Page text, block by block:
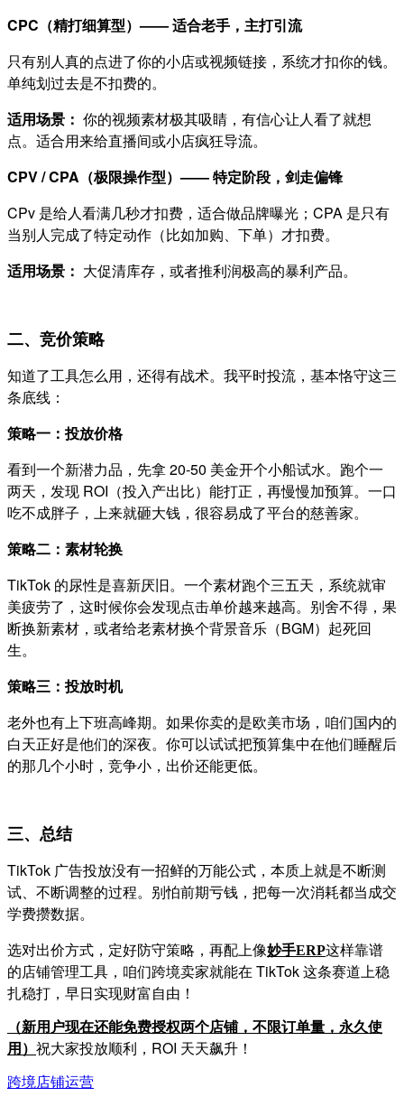
CPC（精打细算型）—— 适合老手，主打引流
只有别人真的点进了你的小店或视频链接，系统才扣你的钱。
单纯划过去是不扣费的。
适用场景： ​ 你的视频素材极其吸睛，有信心让人看了就想
点。适合用来给直播间或小店疯狂导流。
CPV / CPA（极限操作型）—— 特定阶段，剑走偏锋
CPv 是给人看满几秒才扣费，适合做品牌曝光；CPA 是只有
当别人完成了特定动作（比如加购、下单）才扣费。
适用场景： ​ 大促清库存，或者推利润极高的暴利产品。
二、竞价策略
知道了工具怎么用，还得有战术。我平时投流，基本恪守这三
条底线：
策略一：投放价格
看到一个新潜力品，先拿 20-50 美金开个小船试水。跑个一
两天，发现 ROI（投入产出比）能打正，再慢慢加预算。一口
吃不成胖子，上来就砸大钱，很容易成了平台的慈善家。
策略二：素材轮换
TikTok 的尿性是喜新厌旧。一个素材跑个三五天，系统就审
美疲劳了，这时候你会发现点击单价越来越高。别舍不得，果
断换新素材，或者给老素材换个背景音乐（BGM）起死回
生。
策略三：投放时机
老外也有上下班高峰期。如果你卖的是欧美市场，咱们国内的
白天正好是他们的深夜。你可以试试把预算集中在他们睡醒后
的那几个小时，竞争小，出价还能更低。
三、总结
TikTok 广告投放没有一招鲜的万能公式，本质上就是不断测
试、不断调整的过程。别怕前期亏钱，把每一次消耗都当成交
学费攒数据。
选对出价方式，定好防守策略，再配上像妙手ERP这样靠谱
的店铺管理工具，咱们跨境卖家就能在 TikTok 这条赛道上稳
扎稳打，早日实现财富自由！
（新用户现在还能免费授权两个店铺，不限订单量，永久使
用 ） 祝大家投放顺利，ROI 天天飙升！
跨境店铺运营